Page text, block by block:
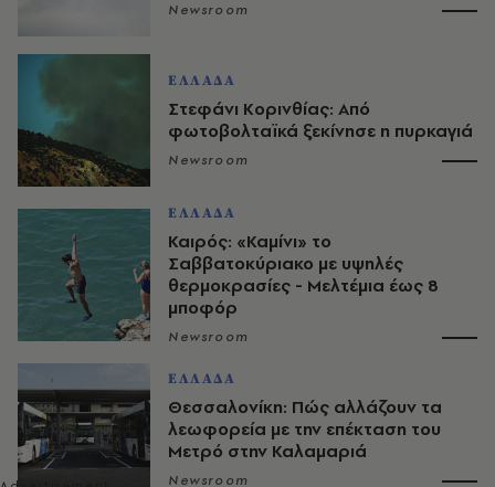
Newsroom
ΕΛΛΑΔΑ
Στεφάνι Κορινθίας: Από
φωτοβολταϊκά ξεκίνησε η πυρκαγιά
Newsroom
ΕΛΛΑΔΑ
Καιρός: «Καμίνι» το
Σαββατοκύριακο με υψηλές
θερμοκρασίες - Mελτέμια έως 8
μποφόρ
Newsroom
ΕΛΛΑΔΑ
Θεσσαλονίκη: Πώς αλλάζουν τα
λεωφορεία με την επέκταση του
Μετρό στην Καλαμαριά
Newsroom